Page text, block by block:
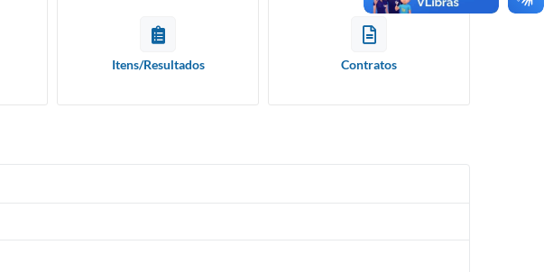
Itens/Resultados Contratos